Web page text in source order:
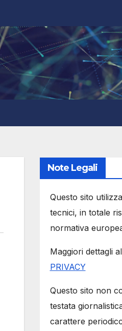
Note Legali
Questo sito
tecnici, in totale
normativa
Maggiori dettagli
PRIVACY
Questo sito non
testata
carattere